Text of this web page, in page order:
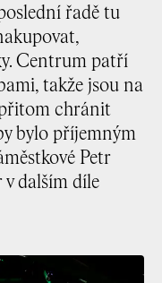
řadě tu
Centrum patří
takže jsou na
přitom chránit
bylo příjemným
Petr
v dalším díle